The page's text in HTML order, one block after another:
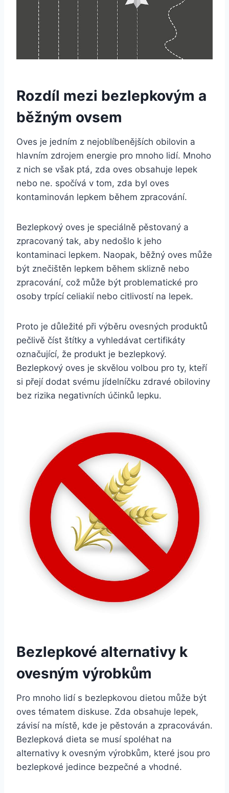
Rozdíl mezi bezlepkovým a
běžným ovsem
Oves je jedním z nejoblíbenějších obilovin a
hlavním zdrojem energie pro mnoho lidí. Mnoho
z nich se však ptá, zda oves obsahuje lepek
nebo ne. spočívá v tom, zda byl oves
kontaminován lepkem během zpracování.
Bezlepkový oves je speciálně pěstovaný a
zpracovaný tak, aby nedošlo k jeho
kontaminaci lepkem. Naopak, běžný oves může
být znečištěn lepkem během sklizně nebo
zpracování, což může být problematické pro
osoby trpící celiakií nebo citlivostí na lepek.
Proto je důležité při výběru ovesných produktů
pečlivě číst štítky a vyhledávat certifikáty
označující, že produkt je bezlepkový.
Bezlepkový oves je skvělou volbou pro ty, kteří
si přejí dodat svému jídelníčku zdravé obiloviny
bez rizika negativních účinků lepku.
Bezlepkové alternativy k
ovesným výrobkům
Pro mnoho lidí s bezlepkovou dietou může být
oves tématem diskuse. Zda obsahuje lepek,
závisí na místě, kde je pěstován a zpracováván.
Bezlepková dieta se musí spoléhat na
alternativy k ovesným výrobkům, které jsou pro
bezlepkové jedince bezpečné a vhodné.